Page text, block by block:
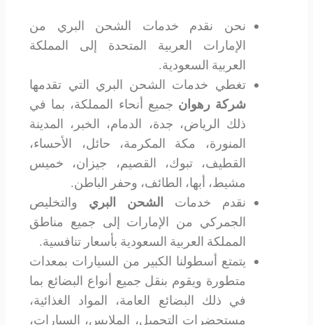
نحن نقدم خدمات الشحن البري من
الإمارات العربية المتحدة إلى المملكة
العربية السعودية.
تغطي خدمات الشحن البري التي تقدمها
شركة رهوان جميع أنحاء المملكة، بما في
ذلك الرياض، جدة، الدمام، الخبر، المدينة
المنورة، مكة المكرمة، حائل، الأحساء،
القطيف، تبوك، القصيم، جيزان، خميس
مشيط، أبها، الطائف، وحفر الباطن.
نقدم خدمات
الشحن البري والتخليص
الجمركي من الإمارات إلى جميع مناطق
المملكة العربية السعودية بأسعار تنافسية.
يتمتع أسطولنا الكبير من السيارات بمعدات
متطورة ويقوم بنقل جميع أنواع البضائع بما
في ذلك البضائع العامة، المواد الغذائية،
مستحضرات التجميل، الملابس، السيارات،